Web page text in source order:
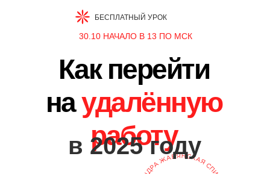
БЕСПЛАТНЫЙ УРОК
Как перейти
наудалённую
работу
в 2025 году
30.10 НАЧАЛО В 13 ПО МСК